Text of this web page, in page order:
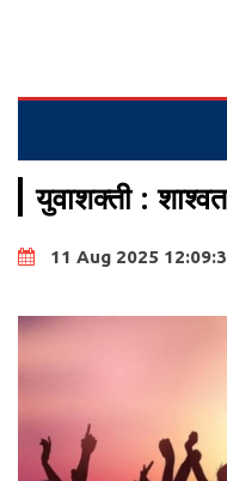
युवाशक्ती : शाश्वत
11 Aug 2025